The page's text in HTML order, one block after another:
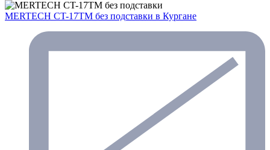
MERTECH CT-17ТM без подставки в Кургане